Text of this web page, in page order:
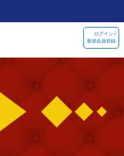
ログイン /
新規会員登録